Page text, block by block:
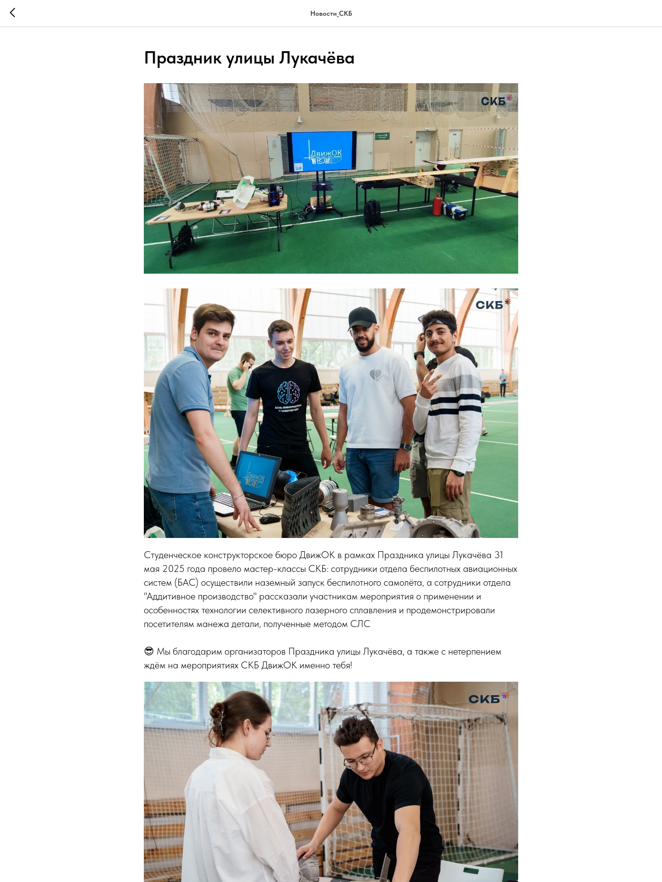
Новости_СКБ
Праздник улицы Лукачёва
Студенческое конструкторское бюро ДвижОК в рамках Праздника улицы Лукачёва 31
мая 2025 года провело мастер-классы СКБ: сотрудники отдела беспилотных авиационных
систем (БАС) осуществили наземный запуск беспилотного самолёта, а сотрудники отдела
"Аддитивное производство" рассказали участникам мероприятия о применении и
особенностях технологии селективного лазерного сплавления и продемонстрировали
посетителям манежа детали, полученные методом СЛС
😎 Мы благодарим организаторов Праздника улицы Лукачёва, а также с нетерпением
ждём на мероприятиях СКБ ДвижОК именно тебя!